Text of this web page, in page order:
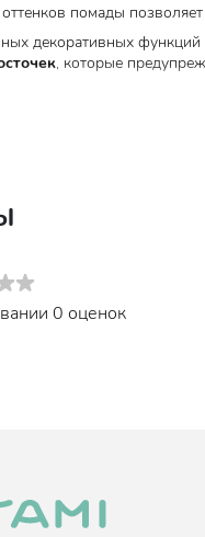
оттенков помады
декоративных функций
, которые
кнопке, помада
0 оценок